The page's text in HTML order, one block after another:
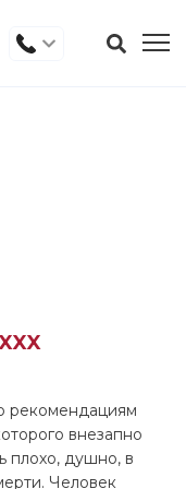
рекомендациям
внезапно
плохо, душно, в
Человек